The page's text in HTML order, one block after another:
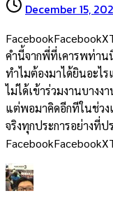
December 15,
คำนี้จากพี่ที่เคารพท่าน
ทำไมต้องมาได้ยินอะไ
ไม่ได้เข้าร่วมงานบางง
แต่พอมาคิดอีกทีในช่วง
จริงทุกประการอย่างที่ป